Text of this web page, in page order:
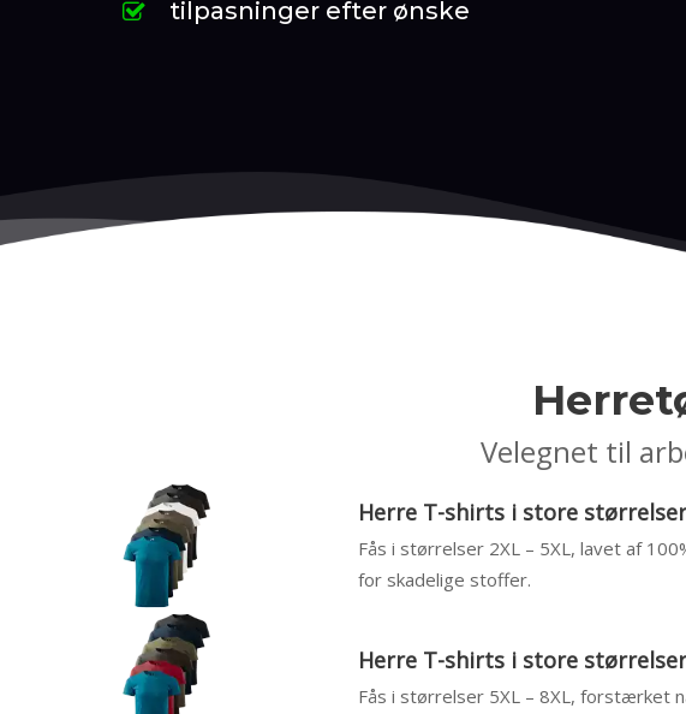
tilpasninger efter ønske
Velegnet til
Herre T-shirts i store størrelser
Fås i størrelser 2XL – 5XL, lavet af
for skadelige stoffer.
Herre T-shirts i store størrelser
Fås i størrelser 5XL – 8XL, forstærket